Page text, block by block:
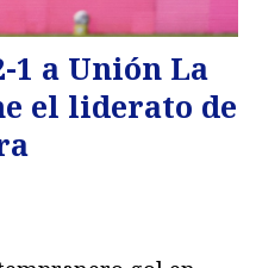
1 a Unión La
el liderato de